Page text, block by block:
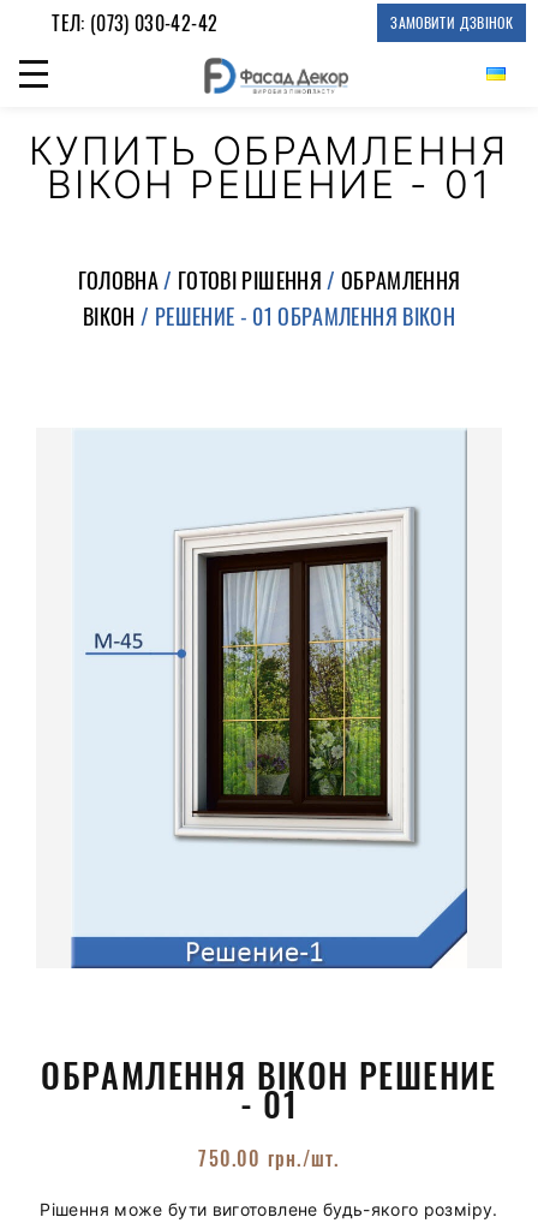
ТЕЛ: (073) 030-42-42 ЗАМОВИТИ ДЗВІНОК
КУПИТЬ ОБРАМЛЕННЯ
ВІКОН РЕШЕНИЕ - 01
ГОЛОВНА/ ГОТОВІ РІШЕННЯ / ОБРАМЛЕННЯ
ВІКОН / РЕШЕНИЕ - 01 ОБРАМЛЕННЯ ВІКОН
ОБРАМЛЕННЯ ВІКОН РЕШЕНИЕ
- 01
750.00 грн./шт.
Рішення може бути виготовлене будь-якого розміру.